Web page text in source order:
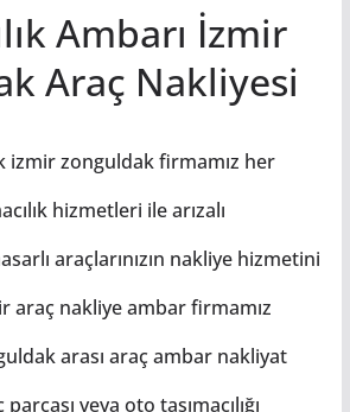
Ambarı İzmir
Araç Nakliyesi
izmir zonguldak firmamız her
hizmetleri ile arızalı
araçlarınızın nakliye hizmetini
araç nakliye ambar firmamız
arası araçambar nakliyat
veya oto taşımacılığı